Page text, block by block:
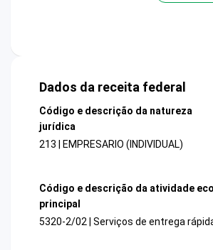
Dados da receita federal
Código e descrição da natureza
jurídica
213 | EMPRESARIO (INDIVIDUAL)
Código e descrição da atividade
principal
5320-2/02 | Serviços de entrega